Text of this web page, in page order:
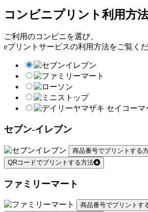
コンビニプリント利用方
ご利用のコンビニを選び、
eプリントサービスの利用方法をご覧くだ
セブン-イレブン
商品番号でプリントする
QRコードでプリントする方法
ファミリーマート
商品番号でプリントす